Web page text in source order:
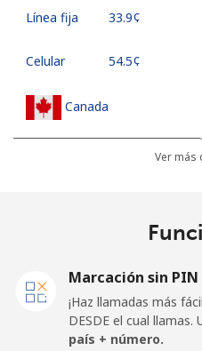
Línea fija ⁦33.9¢⁩
Celular ⁦54.5¢⁩
Canada
⁦39.5¢⁩
Ver más
Marcación sin PIN
¡Haz llamadas más
DESDE el cual llamas.
país + número.